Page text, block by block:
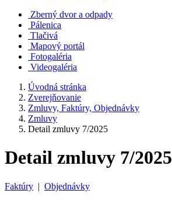
Zberný dvor a odpady
Pálenica
Tlačivá
Mapový portál
Fotogaléria
Videogaléria
Úvodná stránka
Zverejňovanie
Zmluvy, Faktúry, Objednávky
Zmluvy
Detail zmluvy 7/2025
Detail zmluvy 7/2025
Faktúry | Objednávky